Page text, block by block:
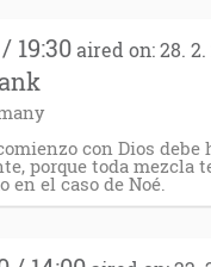
19:30 aired on: 28. 2.
con Dios debe
porque toda mezcla
en el caso de Noé.